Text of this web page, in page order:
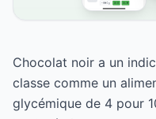
Chocolat noir a un
classe comme un
glycémique de 4 pour